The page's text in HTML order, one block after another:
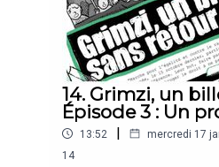
14. Grimzi, un
Épisode 3 : Un
13:52 | mercredi 17
14